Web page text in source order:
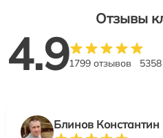
Отзывы
4.91799 отзывов
Блинов Константин